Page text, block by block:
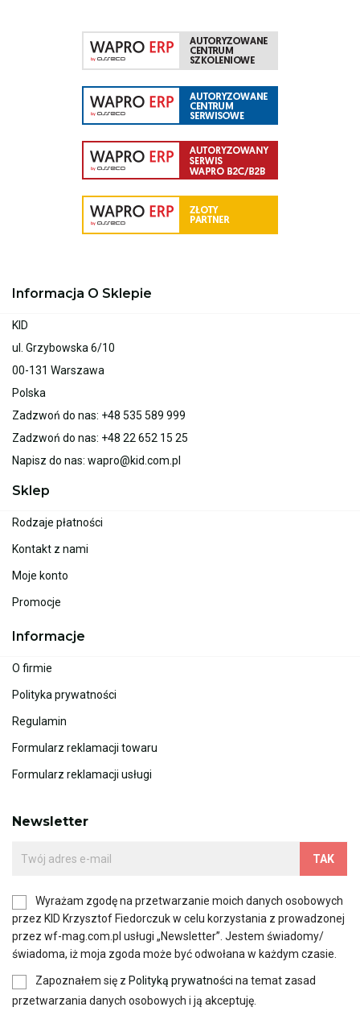
Informacja O Sklepie
KID
ul. Grzybowska 6/10
00-131 Warszawa
Polska
Zadzwoń do nas: +48 535 589 999
Zadzwoń do nas: +48 22 652 15 25
Napisz do nas: wapro@kid.com.pl
Sklep
Rodzaje płatności
Kontakt z nami
Moje konto
Promocje
Informacje
O firmie
Polityka prywatności
Regulamin
Formularz reklamacji towaru
Formularz reklamacji usługi
Newsletter
Wyrażam zgodę na przetwarzanie moich danych osobowych
przez KID Krzysztof Fiedorczuk w celu korzystania z prowadzonej
przez wf-mag.com.pl usługi „Newsletter”. Jestem świadomy/
świadoma, iż moja zgoda może być odwołana w każdym czasie.
Zapoznałem się z Polityką prywatności na temat zasad
przetwarzania danych osobowych i ją akceptuję.